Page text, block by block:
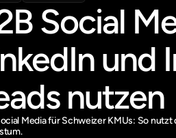
Social
und
nutzen
Media für Schweizer KMUs: So